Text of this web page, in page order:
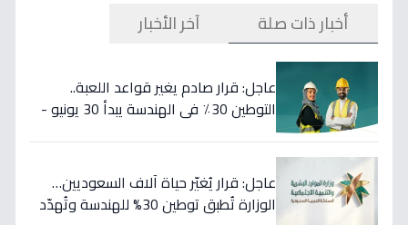
أخبار ذات صلة آخر الأخبار
عاجل: قرار صادم يغير قواعد اللعبة..
التوطين 30٪ في الهندسة يبدأ 30 يونيو -
عاجل: قرار يُغيّر حياة آلاف السعوديين…
الوزارة تُطبق توطين 30% للهندسة وتُهدّد